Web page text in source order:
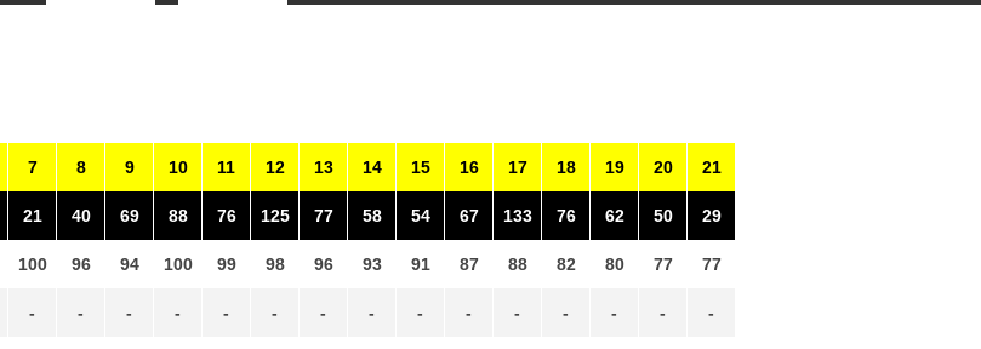
7
21
100
-
8
40
96
-
9
69
94
-
10
88
100
-
11
76
99
-
12
125
98
-
13
77
96
-
14
58
93
-
15
54
91
-
16
67
87
-
17
133
88
-
18
76
82
-
19
62
80
-
20
50
77
-
21
29
77
-